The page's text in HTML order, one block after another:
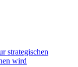
strategischen
wird